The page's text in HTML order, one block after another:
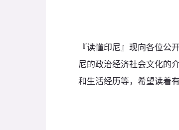
『读懂印尼』现向各位
尼的政治经济社会文化的
和生活经历等，希望读着